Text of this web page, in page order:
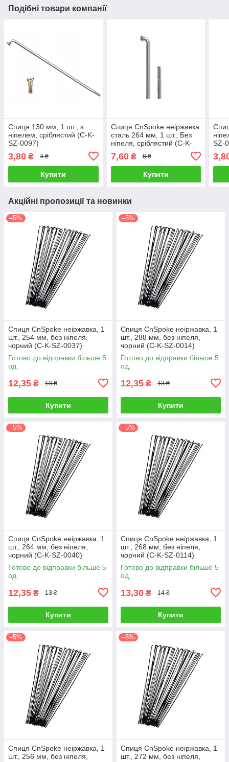
Подібні товари компанії
Спиця 130 мм, 1 шт., з
ніпелем, сріблястий (C-K-
SZ-0097)
3,80 ₴ 4 ₴
Купити
Спиця CnSpoke неіржавка
сталь 264 мм, 1 шт., Без
ніпеля, сріблястий (C-K-
7,60₴ 8 ₴
Купити
SZ-
Акційні пропозиції та новинки
–5%
Спиця CnSpoke неіржавка, 1
шт., 254 мм, без ніпеля,
чорний (C-K-SZ-0037)
Готово до відправки більше 5
од.
12,35 ₴ 13 ₴
Купити
–5%
Спиця CnSpoke неіржавка, 1
шт., 288 мм, без ніпеля,
чорний (C-K-SZ-0014)
Готово до відправки більше 5
од.
12,35 ₴ 13 ₴
Купити
–5%
Спиця CnSpoke неіржавка, 1
шт., 264 мм, без ніпеля,
чорний (C-K-SZ-0040)
Готово до відправки більше 5
од.
12,35 ₴ 13 ₴
Купити
–5%
Спиця CnSpoke неіржавка, 1
шт., 268 мм, без ніпеля,
чорний (C-K-SZ-0114)
Готово до відправки більше 5
од.
13,30 ₴ 14 ₴
Купити
–5%
Спиця CnSpoke неіржавка, 1
шт., 256 мм, без ніпеля,
–5%
Спиця CnSpoke неіржавка, 1
шт., 272 мм, без ніпеля,